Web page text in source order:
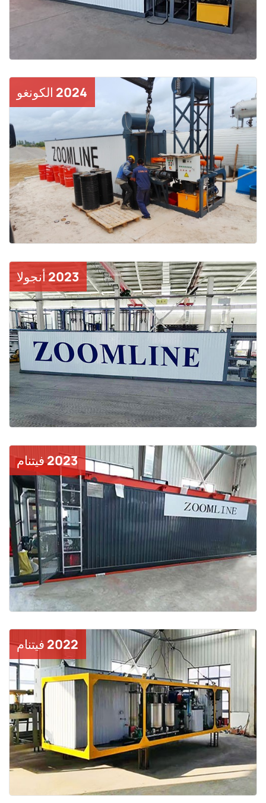
2024 الكونغو
2023 أنجولا
2023 فيتنام
2022 فيتنام